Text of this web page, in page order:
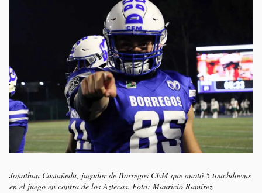
Jonathan Castañeda, jugador de Borregos CEM que anotó 5 touchdowns
en el juego en contra de los Aztecas. Foto: Mauricio Ramírez.